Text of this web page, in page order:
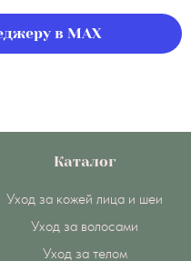
в MAX
Каталог
Уход за кожей лица и шеи
Уход за волосами
Уход за телом